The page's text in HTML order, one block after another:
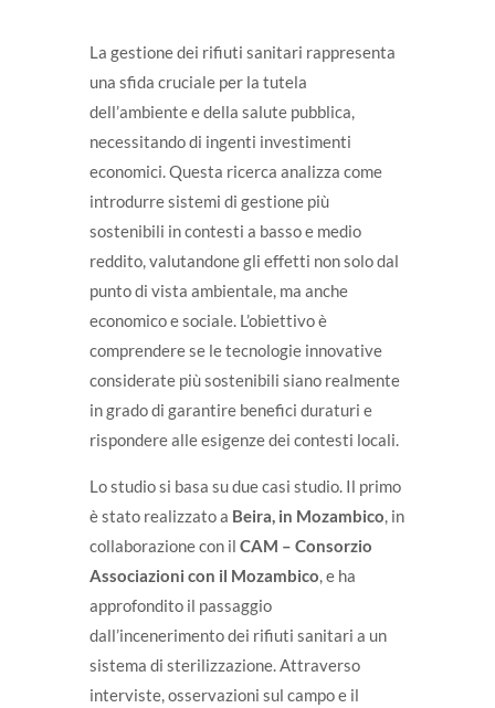
La gestione dei rifiuti sanitari rappresenta
una sfida cruciale per la tutela
dell’ambiente e della salute pubblica,
necessitando di ingenti investimenti
economici. Questa ricerca analizza come
introdurre sistemi di gestione più
sostenibili in contesti a basso e medio
reddito, valutandone gli effetti non solo dal
punto di vista ambientale, ma anche
economico e sociale. L’obiettivo è
comprendere se le tecnologie innovative
considerate più sostenibili siano realmente
in grado di garantire benefici duraturi e
rispondere alle esigenze dei contesti locali.
Lo studio si basa su due casi studio. Il primo
è stato realizzato a Beira, in Mozambico, in
collaborazione con il CAM – Consorzio
Associazioni con il Mozambico, e ha
approfondito il passaggio
dall’incenerimento dei rifiuti sanitari a un
sistema di sterilizzazione. Attraverso
interviste, osservazioni sul campo e il